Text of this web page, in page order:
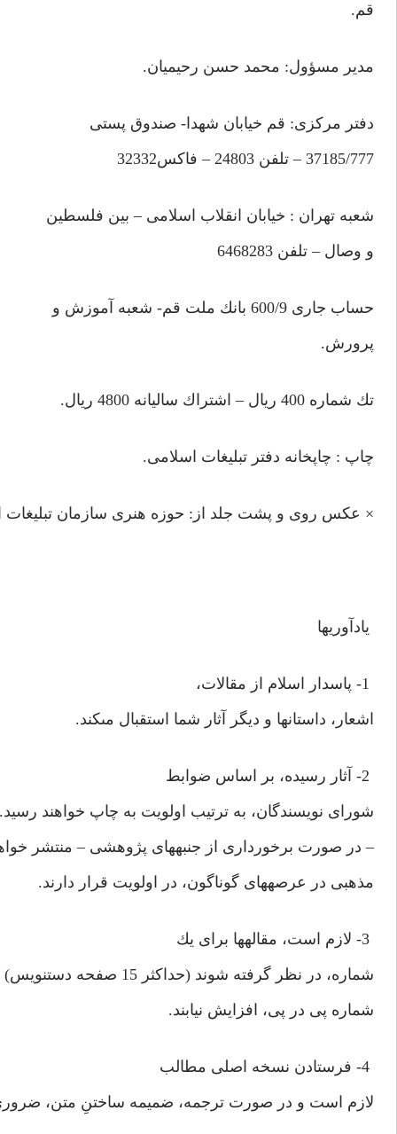
قم.
مدير مسؤول: محمد حسن رحيميان.
دفتر مركزى: قم خيابان شهدا- صندوق پستى
37185/777 – تلفن 24803 – فاكس32332
شعبه تهران : خيابان انقلاب اسلامى – بين فلسطين
و وصال – تلفن 6468283
حساب جارى 600/9 بانك ملت قم- شعبه آموزش و
پرورش.
تك شماره 400 ريال – اشتراك ساليانه 4800 ريال.
چاپ : چاپخانه دفتر تبليغات اسلامى.
× عكس روى و پشت جلد از: حوزه هنرى سازمان تبليغات
يادآوريها
اشعار، داستانها و ديگر آثار شما استقبال مى‏كند.
شوراى نويسندگان، به ترتيب اولويت به چاپ خواهند
– در صورت برخوردارى از جنبه‏هاى پژوهشى – منتشر
مذهبى در عرصه‏هاى گوناگون، در اولويت قرار دارند.
3- لازم است، مقاله‏ها براى يك
شماره، در نظر گرفته شوند (حداكثر 15 صفحه دست‏نويس) و در صورت ناگزير بودن، از سه
شماره پى در پى، افزايش نيابند.
4- فرستادن نسخه اصلى مطالب
لازم است و در صورت ترجمه، ضميمه ساختنِ متن،